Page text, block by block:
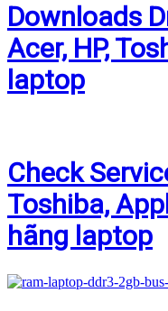
Downloads
Acer, HP,
laptop
Check
Toshiba,
hãng laptop